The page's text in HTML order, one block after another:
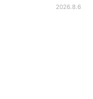
2026.8.6